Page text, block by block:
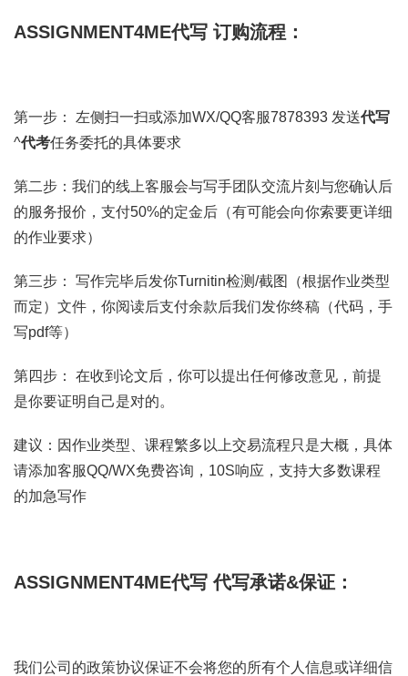
ASSIGNMENT4ME代写 订购流程：
第一步： 左侧扫一扫或添加WX/QQ客服7878393 发送代写
^代考任务委托的具体要求
第二步：我们的线上客服会与写手团队交流片刻与您确认后
的服务报价，支付50%的定金后（有可能会向你索要更详细
的作业要求）
第三步： 写作完毕后发你Turnitin检测/截图（根据作业类型
而定）文件，你阅读后支付余款后我们发你终稿（代码，手
写pdf等）
第四步： 在收到论文后，你可以提出任何修改意见，前提
是你要证明自己是对的。
建议：因作业类型、课程繁多以上交易流程只是大概，具体
请添加客服QQ/WX免费咨询，10S响应，支持大多数课程
的加急写作
ASSIGNMENT4ME代写代写承诺&保证：
我们公司的政策协议保证不会将您的所有个人信息或详细信